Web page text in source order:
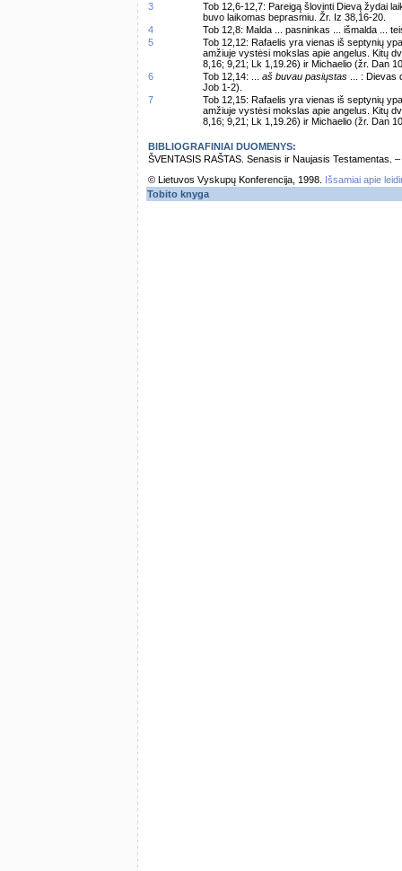
3
Tob 12,6-12,7: Pareigą šlovinti Dievą žydai
buvo laikomas beprasmiu. Žr. Iz 38,16-20.
4
Tob 12,8: Malda ... pasninkas ... išmalda ...
5
Tob 12,12: Rafaelis yra vienas iš septynių
amžiuje vystėsi mokslas apie angelus. Kitų
8,16; 9,21; Lk 1,19.26) ir Michaelio (žr. Dan
6
Tob 12,14: ... aš buvau pasiųstas ... : Dievas
Job 1-2).
7
Tob 12,15: Rafaelis yra vienas iš septynių
amžiuje vystėsi mokslas apie angelus. Kitų
8,16; 9,21; Lk 1,19.26) ir Michaelio (žr. Dan
BIBLIOGRAFINIAI DUOMENYS:
ŠVENTASIS RAŠTAS. Senasis ir Naujasis Testamentas.
© Lietuvos Vyskupų Konferencija, 1998.
Išsamiai apie
Tobito knyga